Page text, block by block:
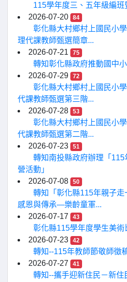
115學年度三、五年級編班
2026-07-20
84
彰化縣大村鄉村上國民小
理代課教師甄選簡章...
2026-07-21
75
轉知彰化縣政府推動國中
2026-07-29
72
彰化縣大村鄉村上國民小
代課教師甄選第三階...
2026-07-28
53
彰化縣大村鄉村上國民小
代課教師甄選第二階...
2026-07-23
51
轉知南投縣政府辦理「
營活動」
2026-07-08
50
轉知「彰化縣115年親子
感恩與傳承—樂齡童軍...
2026-07-17
43
彰化縣115學年度學生美術
2026-07-23
42
轉知--115年教師節敬師徵
2026-07-27
41
轉知--攜手迎新住民－新住